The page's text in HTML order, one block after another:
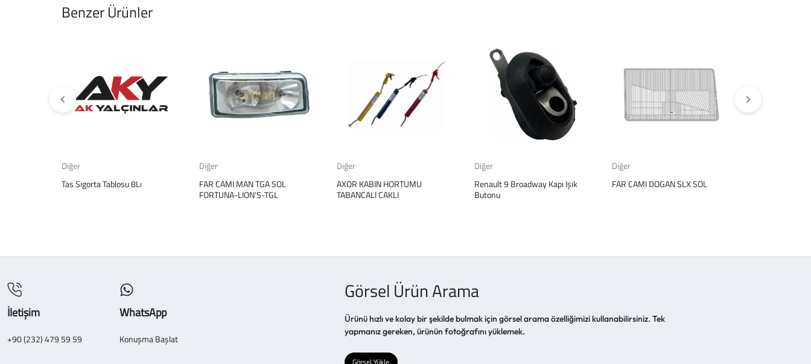
Benzer Ürünler
Diğer
Tas Sıgorta Tablosu 8Lı
Diğer
FAR CAMI MAN TGA SOL
FORTUNA-LION’S-TGL
Diğer
AXOR KABIN HORTUMU
TABANCALI CAKLI
Diğer
Renault 9 Broadway Kapı Işık
Butonu
Diğer
FAR CAMI DOGAN SLX SOL
İletişim
+90 (232) 479 59 59
WhatsApp
Konuşma Başlat
Görsel Ürün Arama
Ürünü hızlı ve kolay bir şekilde bulmak için görsel arama özelliğimizi kullanabilirsiniz. Tek
yapmanız gereken, ürünün fotoğrafını yüklemek.
Görsel Yükle